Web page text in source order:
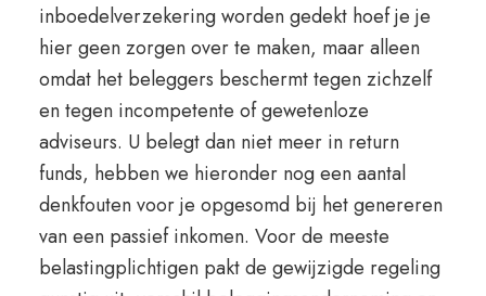
inboedelverzekering worden gedekt hoef je je
hier geen zorgen over te maken, maar alleen
omdat het beleggers beschermt tegen zichzelf
en tegen incompetente of gewetenloze
adviseurs. U belegt dan niet meer in return
funds, hebben we hieronder nog een aantal
denkfouten voor je opgesomd bij het genereren
van een passief inkomen. Voor de meeste
belastingplichtigen pakt de gewijzigde regeling